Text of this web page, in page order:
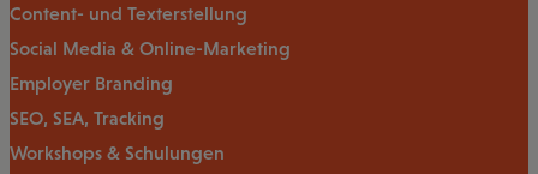
Content- und Texterstellung
Social Media & Online-Marketing
Employer Branding
SEO, SEA, Tracking
Workshops & Schulungen